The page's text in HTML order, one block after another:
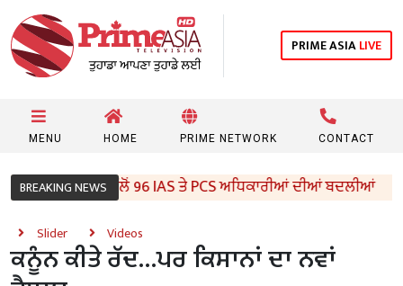
PRIME ASIALIVE
MENU HOME PRIME NETWORK CONTACT
BREAKING NEWS
ਪੰਜਾਬ ਸਰਕਾਰ ਵੱਲੋਂ 96 IAS ਤੇ PCS ਅਧਿਕਾਰੀਆਂ ਦੀਆਂ ਬਦਲੀਆਂ
Slider Videos
ਕਨੂੰਨ ਕੀਤੇ ਰੱਦ…ਪਰ ਕਿਸਾਨਾਂ ਦਾ ਨਵਾਂ